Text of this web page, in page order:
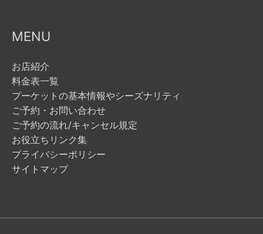
MENU
お店紹介
料金表一覧
プーケットの基本情報やシーズナリティ
ご予約・お問い合わせ
ご予約の流れ/キャンセル規定
お役立ちリンク集
プライバシーポリシー
サイトマップ